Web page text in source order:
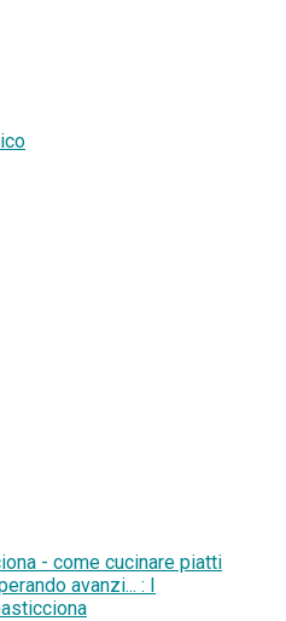
- come cucinare piatti
avanzi... : I